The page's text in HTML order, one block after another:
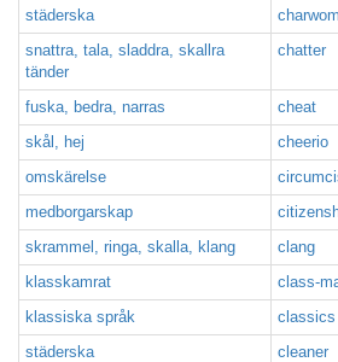
städerska
snattra, tala, sladdra, skallra
tänder
chatter
fuska, bedra, narras
cheat
skål, hej
cheerio
omskärelse
medborgarskap
skrammel, ringa, skalla, klang
clang
klasskamrat
class-
klassiska språk
classics
städerska
cleaner